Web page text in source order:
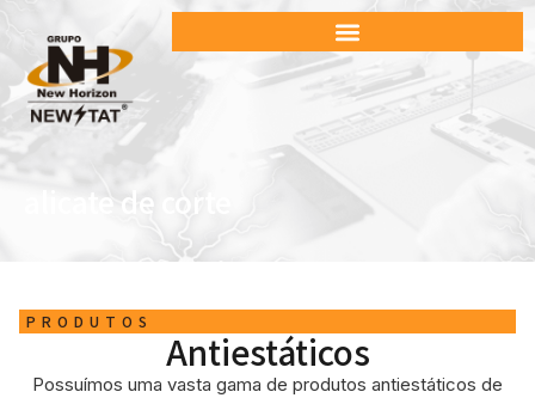
alicate de corte
PRODUTOS
Antiestáticos
Possuímos uma vasta gama de produtos antiestáticos de